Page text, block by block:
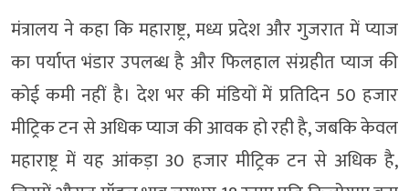
मंत्रालय ने कहा कि महाराष्ट्र, मध्य प्रदेश और गुजरात में प्याज
का पर्याप्त भंडार उपलब्ध है और फिलहाल संग्रहीत प्याज की
कोई कमी नहीं है। देश भर की मंडियों में प्रतिदिन 50 हजार
मीट्रिक टन से अधिक प्याज की आवक हो रही है, जबकि केवल
महाराष्ट्र में यह आंकड़ा 30 हजार मीट्रिक टन से अधिक है,